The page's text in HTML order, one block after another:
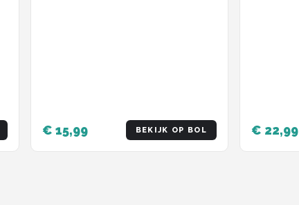
€ 15,99 BEKIJK OP BOL € 22,99